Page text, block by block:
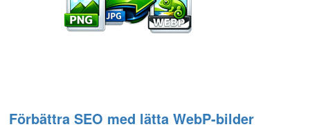
Förbättra SEO med lätta WebP‑bilder